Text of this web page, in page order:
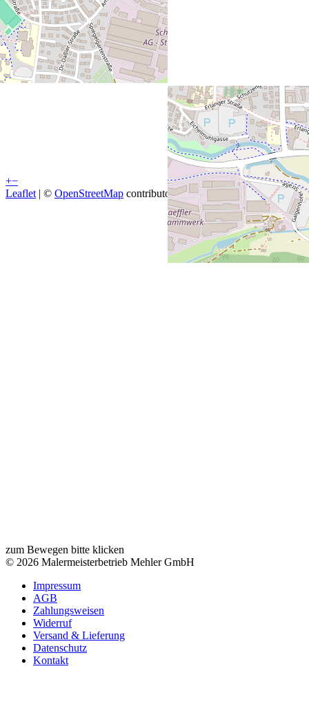
+−
Leaflet | © OpenStreetMap contributors
zum Bewegen bitte klicken
© 2026 Malermeisterbetrieb Mehler GmbH
Impressum
AGB
Zahlungsweisen
Widerruf
Versand & Lieferung
Datenschutz
Kontakt